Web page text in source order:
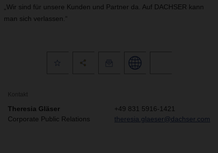
„Wir sind für unsere Kunden und Partner da. Auf DACHSER kann
man sich verlassen.“
Kontakt
Theresia Gläser
Corporate Public Relations
+49 831 5916-1421
theresia.glaeser@dachser.com